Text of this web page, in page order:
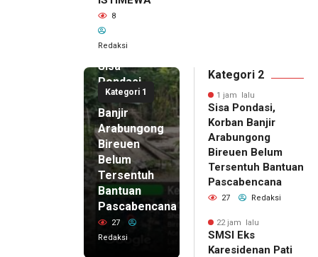
8
Redaksi
Kategori 1
Sisa
Pondasi,
Korban
Banjir
Arabungong
Bireuen
Belum
Tersentuh
Bantuan
Pascabencana
27
Redaksi
22 jam lalu
SMSI Eks
Karesidenan
Kategori 2
1 jam lalu
Sisa Pondasi,
Korban Banjir
Arabungong
Bireuen Belum
Tersentuh Bantuan
Pascabencana
27 Redaksi
22 jam lalu
SMSI Eks
Karesidenan Pati